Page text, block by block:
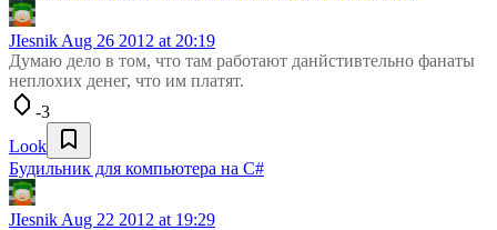
JIesnik Aug 26 2012 at 20:19
Думаю дело в том, что там работают данйстивтельно фанаты
неплохих денег, что им платят.
-3
Look
Будильник для компьютера на C#
JIesnik Aug 22 2012 at 19:29